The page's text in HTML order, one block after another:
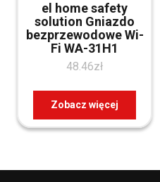
el home safety
solution Gniazdo
bezprzewodowe Wi-
Fi WA-31H1
48.46zł
Zobacz więcej